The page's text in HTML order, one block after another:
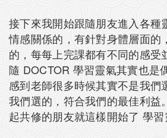
接下來我開始跟隨朋友進入各種
情感關係的，有針對身體層面的
的，每每上完課都有不同的感受
隨 DOCTOR 學習靈氣其實也是
感到老師很多時候其實不是我們
我們選的，符合我們的最佳利益
起共修的朋友就這樣開始了 學習